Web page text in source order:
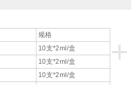
+
规格
10支*2ml/盒
10支*2ml/盒
10支*2ml/盒